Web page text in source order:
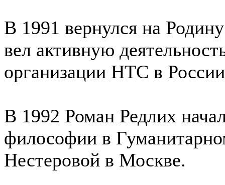
В 1991 вернулся на
вел активную
организации НТС в
В 1992 Роман Редлих
философии в
Нестеровой в Москве.